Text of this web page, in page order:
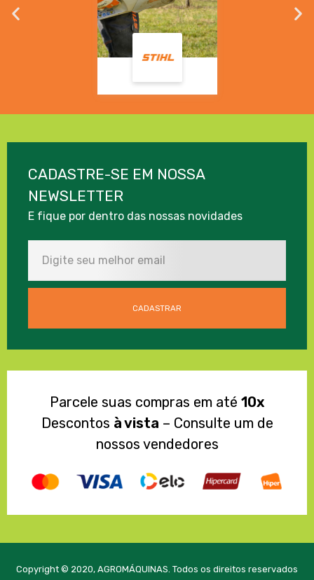
CADASTRE-SE EM NOSSA
NEWSLETTER
E fique por dentro das nossas novidades
Parcele suas compras em até 10x
Descontos à vista – Consulte um de
nossos vendedores
Copyright © 2020, AGROMÁQUINAS. Todos os direitos reservados